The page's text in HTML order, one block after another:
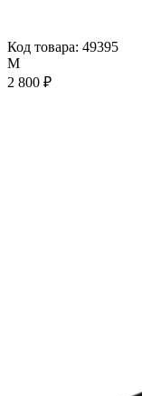
Код товара: 49395
M
2 800 ₽